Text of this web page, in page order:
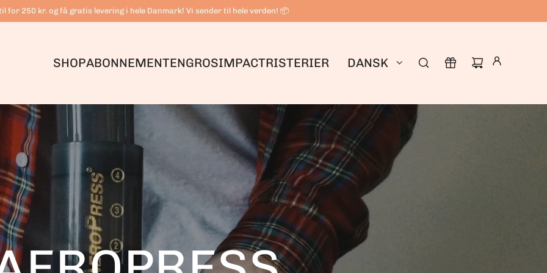
for 250 kr. og få gratis levering i hele Danmark! Vi sender til hele verden! 📦
SHOPABONNEMENTENGROSIMPACTRISTERIER DANSK